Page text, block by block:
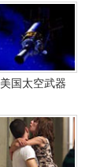
美国太空武器